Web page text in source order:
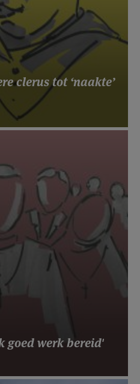
clerus tot ‘naakte’
goed werk bereid'